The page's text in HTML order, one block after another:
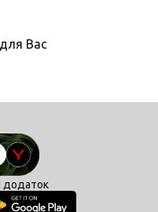
Вас
додаток